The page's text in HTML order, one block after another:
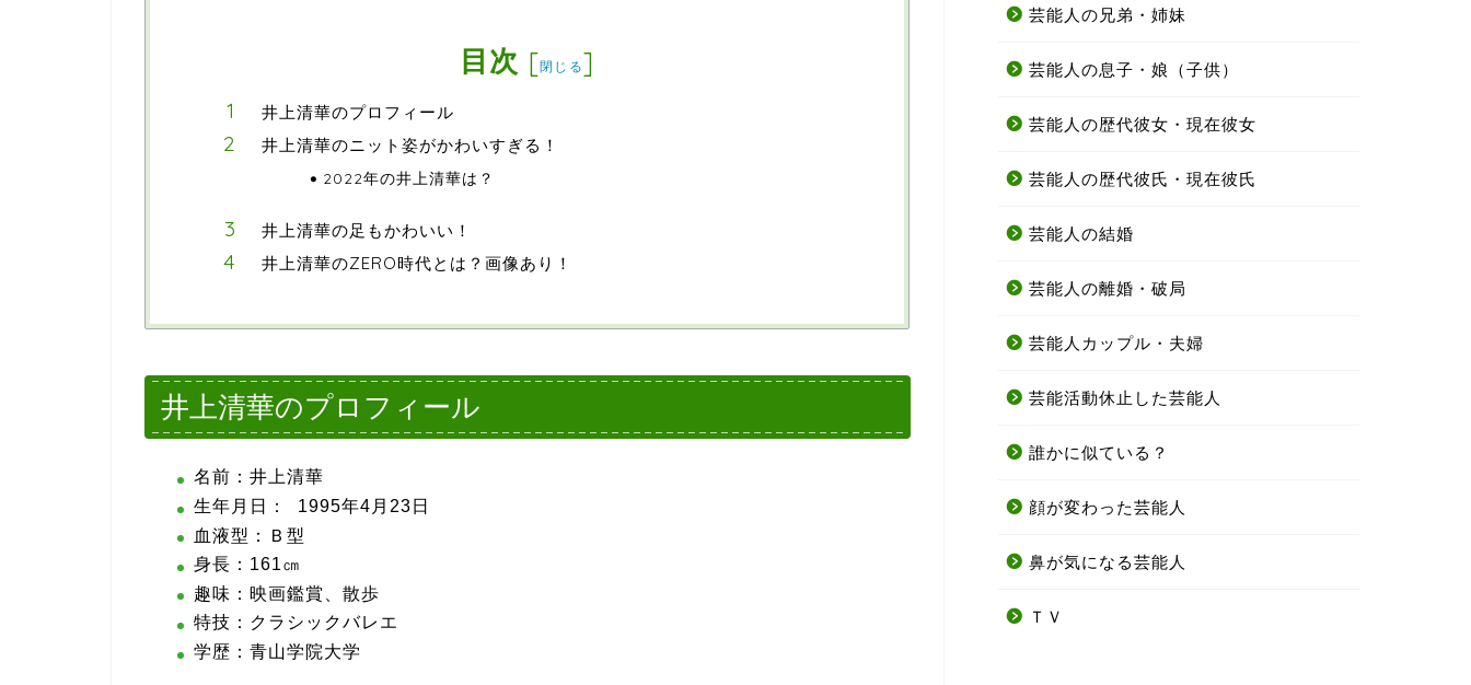
目次 [閉じる]
井上清華のプロフィール
井上清華のニット姿がかわいすぎる！
2022年の井上清華は？
井上清華の足もかわいい！
井上清華のZERO時代とは？画像あり！
井上清華のプロフィール
名前：井上清華
生年月日： 1995年4月23日
血液型：Ｂ型
身長：161㎝
趣味：映画鑑賞、散歩
特技：クラシックバレエ
学歴：青山学院大学
芸能人の兄弟・姉妹
芸能人の息子・娘（子供）
芸能人の歴代彼女・現在彼女
芸能人の歴代彼氏・現在彼氏
芸能人の結婚
芸能人の離婚・破局
芸能人カップル・夫婦
芸能活動休止した芸能人
誰かに似ている？
顔が変わった芸能人
鼻が気になる芸能人
ＴＶ